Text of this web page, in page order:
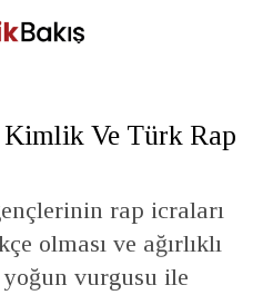
Ve Türk Rap
rap icraları
olması ve ağırlıklı
vurgusu ile